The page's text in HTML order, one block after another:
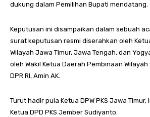
dukung dalam Pemilihan Bupati mendatang.
Keputusan ini disampaikan dalam sebuah
surat keputusan resmi diserahkan oleh
Wilayah Jawa Timur, Jawa Tengah, dan
oleh Wakil Ketua Daerah Pembinaan
DPR RI, Amin AK.
Turut hadir pula Ketua DPW PKS Jawa
Ketua DPD PKS Jember Sudiyanto.